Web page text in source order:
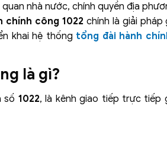
nhà nước, chính quyền địa
chính công 1022chính là giải pháp
khai hệ thống tổng đài hành
là gì?
số 1022, là kênh giao tiếp trực tiếp